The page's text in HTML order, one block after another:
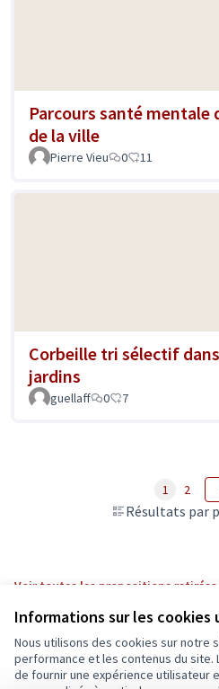
Informations sur les cookies
Nous utilisons des cookies sur notre
performance et les contenus du
de fournir une expérience utilisateur
Parcours santé mentale
de la ville
Pierre Vieu 0 11
Corbeille tri sélectif
jardins
guellaff 0 7
Résultats par
1 2
Voir toutes les propositions retirées
Conditions d'utilisation
Paramètres des cookies
Ecrivons Angers sur X
Ecrivons Angers sur Facebook